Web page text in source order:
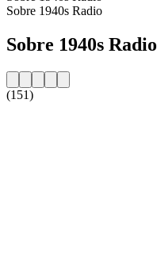
Sobre 1940s Radio
Sobre 1940s Radio
(151)